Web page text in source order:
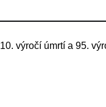
výročí úmrtí a 95.